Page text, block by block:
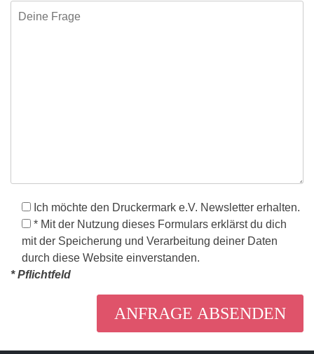
Ich möchte den Druckermark e.V. Newsletter erhalten.
* Mit der Nutzung dieses Formulars erklärst du dich
mit der Speicherung und Verarbeitung deiner Daten
durch diese Website einverstanden.
* Pflichtfeld